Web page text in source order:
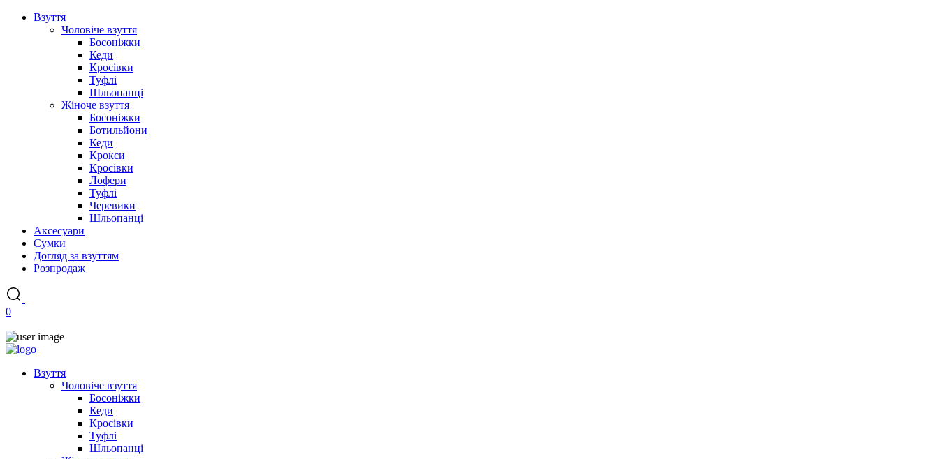
Взуття
Чоловіче взуття
Босоніжки
Кеди
Кросівки
Туфлі
Шльопанці
Жіноче взуття
Босоніжки
Ботильйони
Кеди
Крокси
Кросівки
Лофери
Туфлі
Черевики
Шльопанці
Аксесуари
Сумки
Догляд за взуттям
Розпродаж
0
Взуття
Чоловіче взуття
Босоніжки
Кеди
Кросівки
Туфлі
Шльопанці